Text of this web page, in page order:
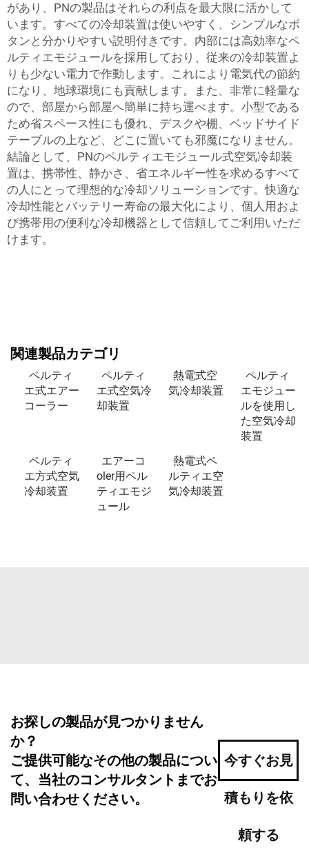
があり、PNの製品はそれらの利点を最大限に活かして
います。すべての冷却装置は使いやすく、シンプルなボ
タンと分かりやすい説明付きです。内部には高効率なペ
ルティエモジュールを採用しており、従来の冷却装置よ
りも少ない電力で作動します。これにより電気代の節約
になり、地球環境にも貢献します。また、非常に軽量な
ので、部屋から部屋へ簡単に持ち運べます。小型である
ため省スペース性にも優れ、デスクや棚、ベッドサイド
テーブルの上など、どこに置いても邪魔になりません。
結論として、PNのペルティエモジュール式空気冷却装
置は、携帯性、静かさ、省エネルギー性を求めるすべて
の人にとって理想的な冷却ソリューションです。快適な
冷却性能とバッテリー寿命の最大化により、個人用およ
び携帯用の便利な冷却機器として信頼してご利用いただ
けます。
関連製品カテゴリ
ペルティ
エ式エアー
コーラー
ペルティ
エ式空気冷
却装置
熱電式空
気冷却装置
ペルティ
エモジュー
ルを使用し
た空気冷却
装置
ペルティ
エ方式空気
冷却装置
エアーコ
oler用ペル
ティエモジ
ュール
熱電式ペ
ルティエ空
気冷却装置
お探しの製品が見つかりません
か？
ご提供可能なその他の製品につい
て、当社のコンサルタントまでお
問い合わせください。
今すぐお見
積もりを依
頼する